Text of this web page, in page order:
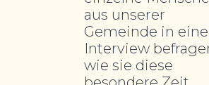
aus unserer
Gemeinde in
Interview
wie sie diese